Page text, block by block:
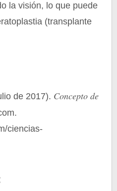
la visión, lo que puede
(transplante
de 2017). Concepto de
ciencias-